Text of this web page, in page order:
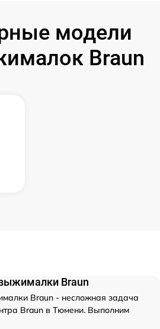
модели
Braun
Braun
Braun - несложная задача
Braun в Тюмени. Выполним